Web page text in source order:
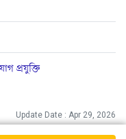
প্রযুক্তি
Update Date : Apr 29, 2026